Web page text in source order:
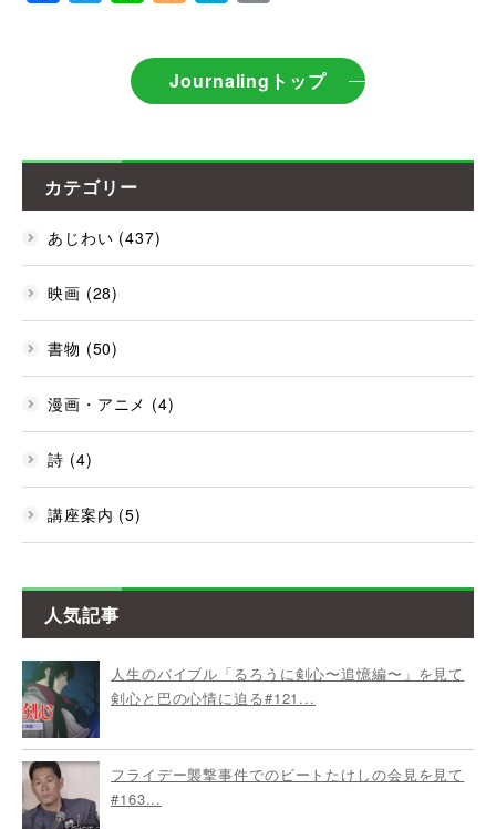
Journalingトップ
カテゴリー
あじわい (437)
映画 (28)
書物 (50)
漫画・アニメ (4)
詩 (4)
講座案内 (5)
人気記事
人生のバイブル「るろうに剣心〜追憶編〜」を見て
剣心と巴の心情に迫る#121...
フライデー襲撃事件でのビートたけしの会見を見て
#163...